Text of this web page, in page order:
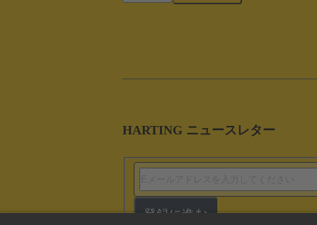
HARTING ニュースレター
登録に進む